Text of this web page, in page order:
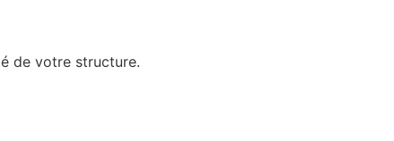
de votre structure.